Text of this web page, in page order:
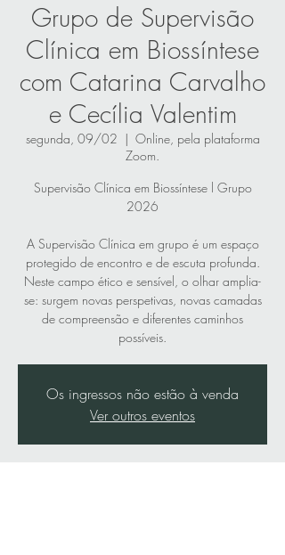
Grupo de Supervisão
Clínica em Biossíntese
com Catarina Carvalho
e Cecília Valentim
segunda, 09/02
  |
Online, pela plataforma
Zoom.
Supervisão Clínica em Biossíntese l Grupo
2026
A Supervisão Clínica em grupo é um espaço
protegido de encontro e de escuta profunda.
Neste campo ético e sensível, o olhar amplia-
se: surgem novas perspetivas, novas camadas
de compreensão e diferentes caminhos
possíveis.
Os ingressos não estão à venda
Ver outros eventos